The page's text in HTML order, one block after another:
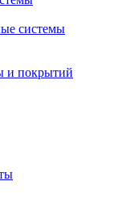
системы
и покрытий